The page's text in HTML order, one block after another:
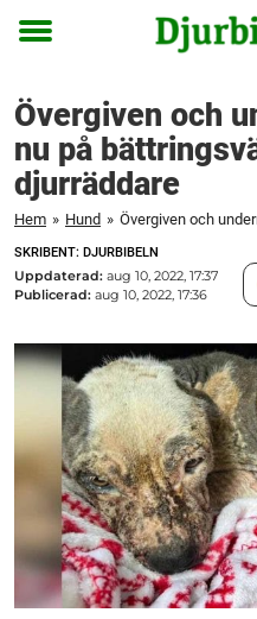
Toggle
Övergiven och
nu på
djurräddare
Hem » Hund »
SKRIBENT: DJURBIBELN
Uppdaterad: aug 10, 2022, 17:37
Publicerad: aug 10, 2022, 17:36